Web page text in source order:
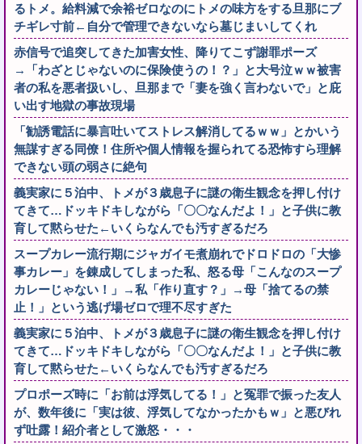
るトメ。給料減で余裕ゼロなのにトメの味方をする旦那にブ
チギレ寸前←自分で管理できないなら墓じまいしてくれ
赤信号で追突してきた加害女性、降りてこず謝罪ポーズ
→「わざとじゃないのに保険使うの！？」と大号泣ｗｗ被害
者の私を悪者扱いし、旦那まで「妻を強く言わないで」と庇
い出す地獄の事故現場
「勧誘電話に暴言吐いてストレス解消してるｗｗ」とかいう
無謀すぎる同僚！住所や個人情報を握られてる恐怖すら理解
できない頭の弱さに絶句
義実家に５泊中、トメが３歳息子に謎の衛生観念を押し付け
てきて…ドッキドキしながら「〇〇なんだよ！」と子供に教
育して黙らせた←いくらなんでも汚すぎるだろ
スープカレー流行期にジャガイモ煮崩れでドロドロの「大惨
事カレー」を錬成してしまった私、怒る母「こんなのスープ
カレーじゃない！」→私「作り直す？」→母「捨てるの禁
止！」という逃げ場ゼロで理不尽すぎた
義実家に５泊中、トメが３歳息子に謎の衛生観念を押し付け
てきて…ドッキドキしながら「〇〇なんだよ！」と子供に教
育して黙らせた←いくらなんでも汚すぎるだろ
プロポーズ時に「お前は浮気してる！」と冤罪で振った友人
が、数年後に「実は彼、浮気してなかったかもｗ」と悪びれ
ず吐露！紹介者として激怒・・・